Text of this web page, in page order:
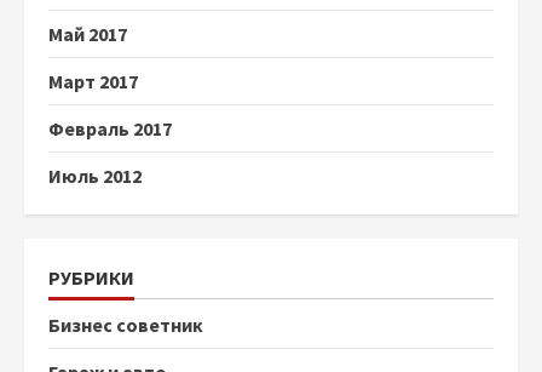
Май 2017
Март 2017
Февраль 2017
Июль 2012
РУБРИКИ
Бизнес советник